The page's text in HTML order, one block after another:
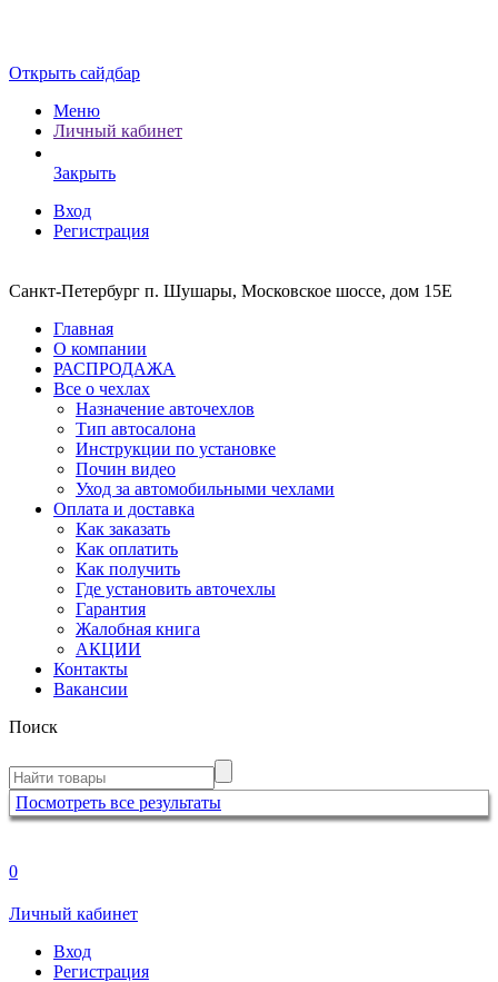
Открыть сайдбар
Меню
Личный кабинет
Закрыть
Вход
Регистрация
Санкт-Петербург п. Шушары, Московское шоссе, дом 15Е
Главная
О компании
РАСПРОДАЖА
Все о чехлах
Назначение авточехлов
Тип автосалона
Инструкции по установке
Почин видео
Уход за автомобильными чехлами
Оплата и доставка
Как заказать
Как оплатить
Как получить
Где установить авточехлы
Гарантия
Жалобная книга
АКЦИИ
Контакты
Вакансии
Поиск
Посмотреть все результаты
0
Личный кабинет
Вход
Регистрация